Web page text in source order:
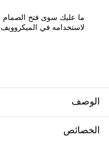
ما عليك سوى فتح الصمام
لاستخدامه في الميكروويف
الوصف
الخصائص